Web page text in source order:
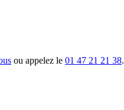
ou appelez le 01 47 21 21 38.